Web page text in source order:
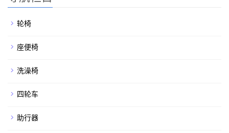
轮椅
座便椅
洗澡椅
四轮车
助行器